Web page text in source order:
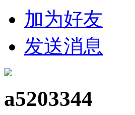
加为好友
发送消息
a5203344